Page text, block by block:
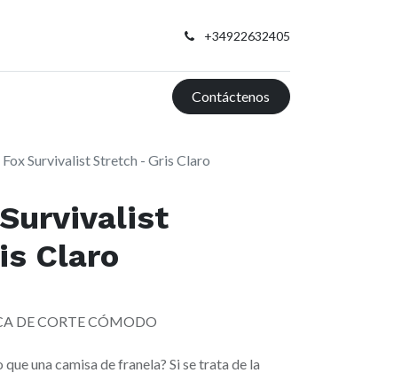
+34922632405
Contáctenos
Fox Survivalist Stretch - Gris Claro
Claro
DE CORTE CÓMODO
una camisa de franela? Si se trata de la